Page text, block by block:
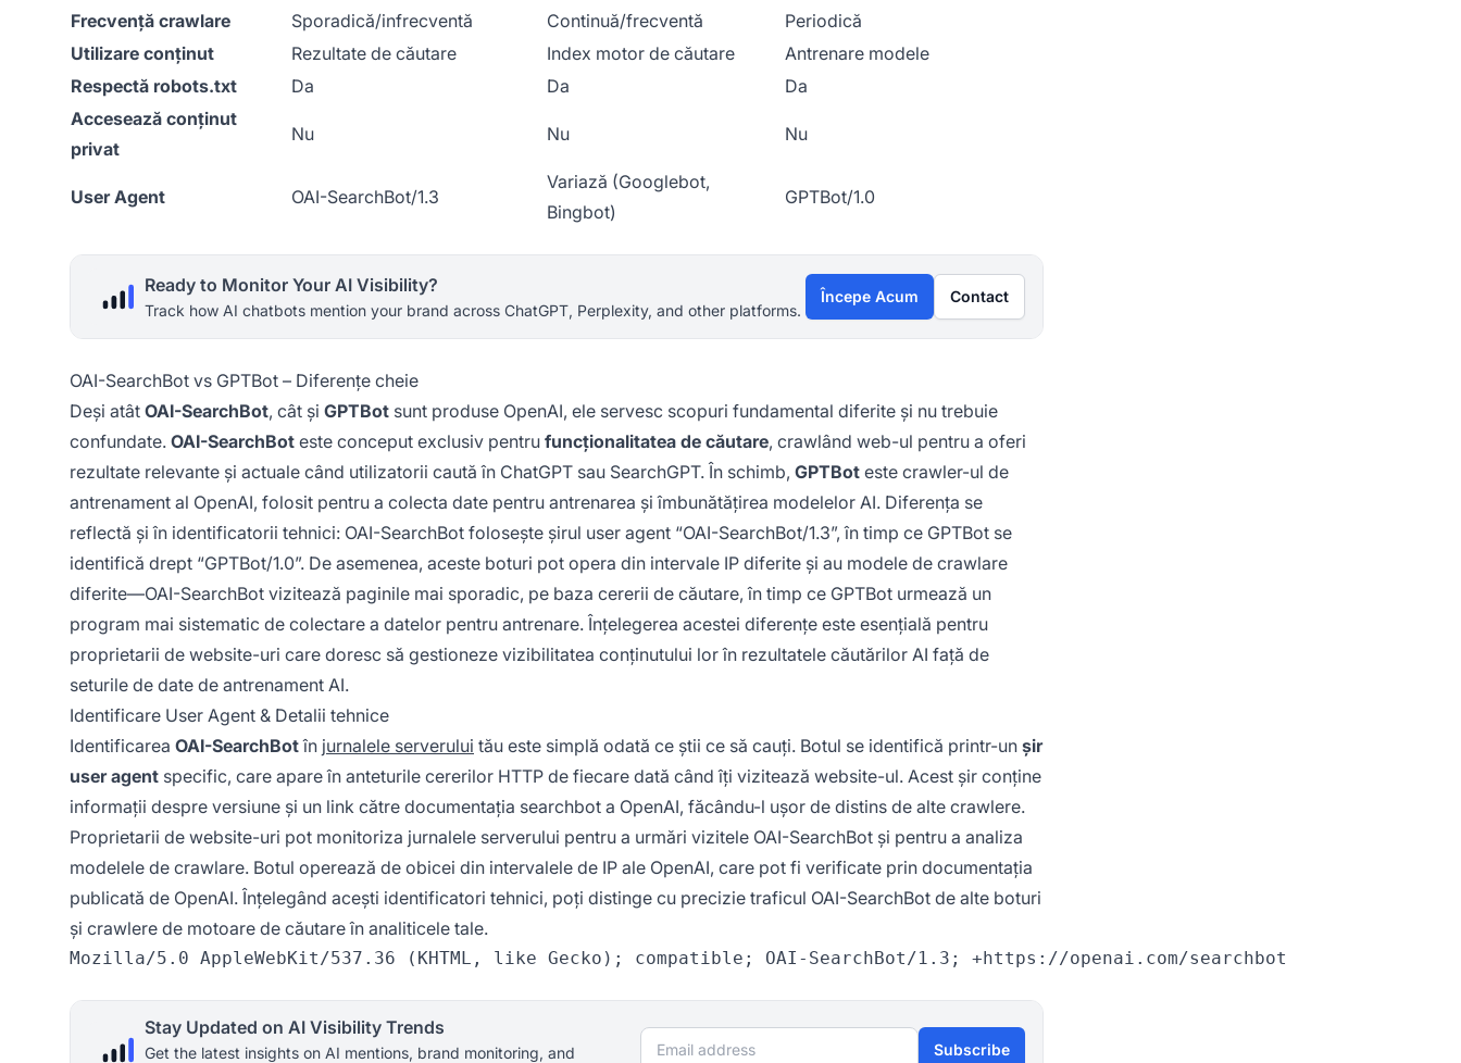
Frecvență crawlare Sporadică/infrecventă Continuă/frecventă
Periodică
Utilizare conținut
Rezultate de căutare Index motor de căutare
Antrenare modele
Respectă robots.txt
Da Da
Da
Accesează conținut
privat
Nu Nu Nu
User Agent OAI-SearchBot/1.3
Variază (Googlebot,
Bingbot)
GPTBot/1.0
Ready to Monitor Your AI Visibility?
Track how AI chatbots mention your brand across ChatGPT, Perplexity, and other platforms.
Începe Acum Contact
OAI-SearchBot vs GPTBot – Diferențe cheie
Deși atât OAI-SearchBot, cât și GPTBot sunt produse OpenAI, ele servesc scopuri fundamental diferite și nu trebuie
confundate. OAI-SearchBot este conceput exclusiv pentru funcționalitatea de căutare, crawlând web-ul pentru a oferi
rezultate relevante și actuale când utilizatorii caută în ChatGPT sau SearchGPT. În schimb, GPTBot este crawler-ul de
antrenament al OpenAI, folosit pentru a colecta date pentru antrenarea și îmbunătățirea modelelor AI. Diferența se
reflectă și în identificatorii tehnici: OAI-SearchBot folosește șirul user agent “OAI-SearchBot/1.3”, în timp ce GPTBot se
identifică drept “GPTBot/1.0”. De asemenea, aceste boturi pot opera din intervale IP diferite și au modele de crawlare
diferite—OAI-SearchBot vizitează paginile mai sporadic, pe baza cererii de căutare, în timp ce GPTBot urmează un
program mai sistematic de colectare a datelor pentru antrenare. Înțelegerea acestei diferențe este esențială pentru
proprietarii de website-uri care doresc să gestioneze vizibilitatea conținutului lor în rezultatele căutărilor AI față de
seturile de date de antrenament AI.
Identificare User Agent & Detalii tehnice
Identificarea OAI-SearchBotîn jurnalele serverului tău este simplă odată ce știi ce să cauți. Botul se identifică printr-un șir
user agent specific, care apare în anteturile cererilor HTTP de fiecare dată când îți vizitează website-ul. Acest șir conține
informații despre versiune și un link către documentația searchbot a OpenAI, făcându-l ușor de distins de alte crawlere.
Proprietarii de website-uri pot monitoriza jurnalele serverului pentru a urmări vizitele OAI-SearchBot și pentru a analiza
modelele de crawlare. Botul operează de obicei din intervalele de IP ale OpenAI, care pot fi verificate prin documentația
publicată de OpenAI. Înțelegând acești identificatori tehnici, poți distinge cu precizie traficul OAI-SearchBot de alte boturi
și crawlere de motoare de căutare în analiticele tale.
Stay Updated on AI Visibility Trends
Get the latest insights on AI mentions, brand monitoring, and
Email address Subscribe